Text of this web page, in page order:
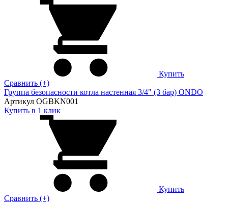
Купить
Сравнить (+)
Группа безопасности котла настенная 3/4" (3 бар) ONDO
Артикул OGBKN001
Купить в 1 клик
Купить
Сравнить (+)